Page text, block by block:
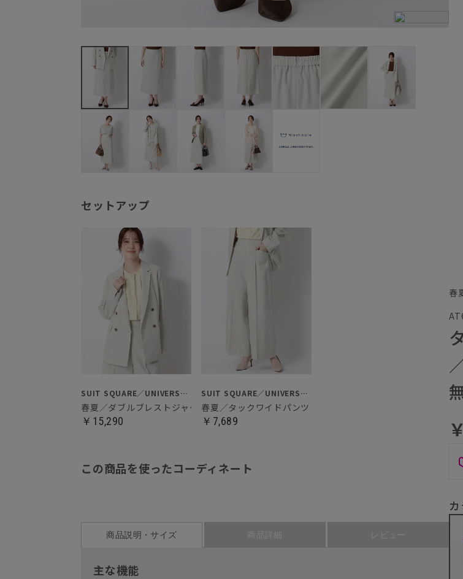
セットアップ
SUIT SQUARE／UNIVERSAL LANGUAGE／WHITE
春夏／ダブルブレストジャケット
￥15,290
SUIT SQUARE／UNIVERSAL LANGUAGE／WHITE
春夏／タックワイドパンツ
￥7,689
この商品を使ったコーディネート
商品説明・サイズ 商品詳細 レビュー
主な機能
春